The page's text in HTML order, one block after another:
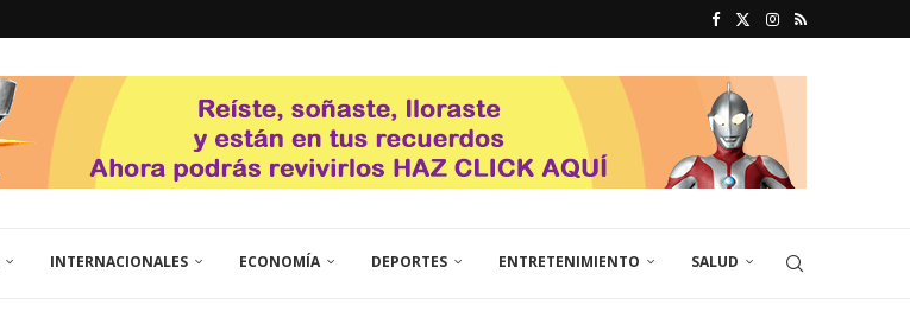
INTERNACIONALES ECONOMÍA DEPORTES ENTRETENIMIENTO SALUD